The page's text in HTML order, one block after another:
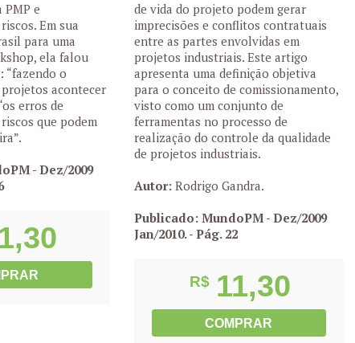
e
Em sua
para uma
ela falou
“fazendo o
acontecer
erros de
que podem
- Dez/2009
de vida do projeto podem gerar
imprecisões e conflitos contratuais
entre as partes envolvidas em
projetos industriais. Este artigo
apresenta uma definição objetiva
para o conceito de comissionamento,
visto como um conjunto de
ferramentas no processo de
realização do controle da qualidade
de projetos industriais.
Autor: Rodrigo Gandra.
Publicado: MundoPM - Dez/2009
Jan/2010.- Pág. 22
R$ 11,30
COMPRAR